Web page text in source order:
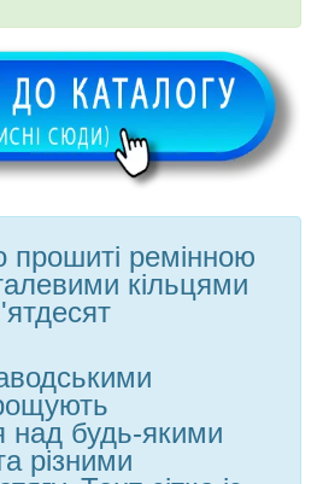
прошиті ремінною
кільцями
над будь-якими
різними